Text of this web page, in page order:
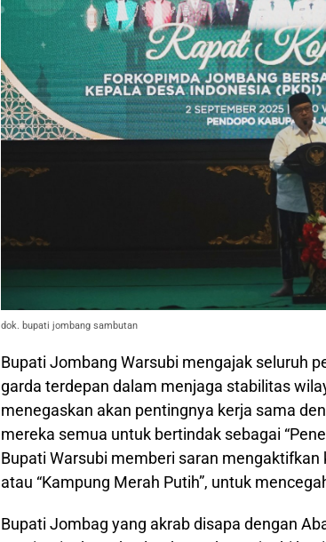
dok. bupati jombang sambutan
Bupati Jombang Warsubi mengajak seluruh
garda terdepan dalam menjaga stabilitas
menegaskan akan pentingnya kerja sama
mereka semua untuk bertindak sebagai
Bupati Warsubi memberi saran mengaktifkan
atau “Kampung Merah Putih”, untuk
Bupati Jombag yang akrab disapa dengan